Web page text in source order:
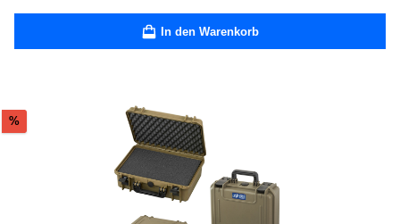
In den Warenkorb
%Rabatt